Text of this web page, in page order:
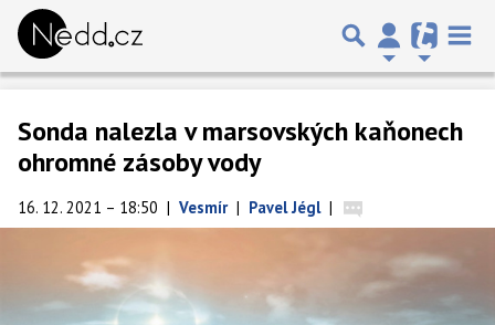
Sonda nalezla v marsovských kaňonech
ohromné zásoby vody
16. 12. 2021 – 18:50 | Vesmír | Pavel Jégl |